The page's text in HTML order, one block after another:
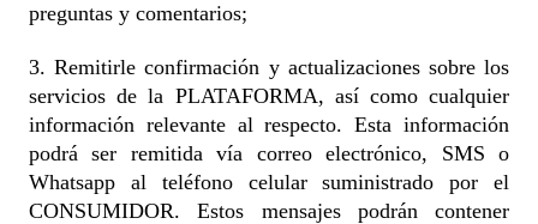
preguntas y comentarios;
3. Remitirle confirmación y actualizaciones sobre los
servicios de la PLATAFORMA, así como cualquier
información relevante al respecto. Esta información
podrá ser remitida vía correo electrónico, SMS o
Whatsapp al teléfono celular suministrado por el
CONSUMIDOR. Estos mensajes podrán contener